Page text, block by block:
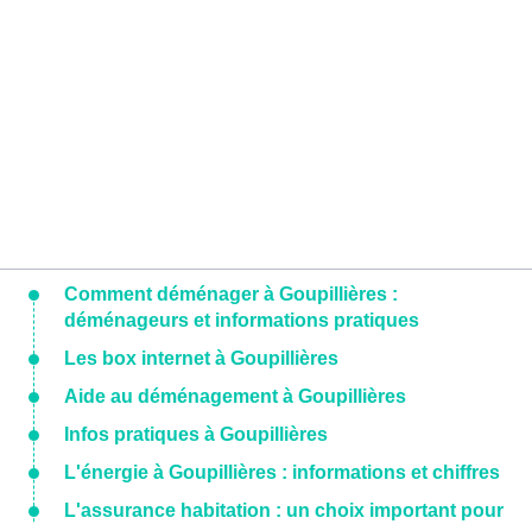
Comment déménager à Goupillières :
déménageurs et informations pratiques
Les box internet à Goupillières
Aide au déménagement à Goupillières
Infos pratiques à Goupillières
L'énergie à Goupillières : informations et chiffres
L'assurance habitation : un choix important pour